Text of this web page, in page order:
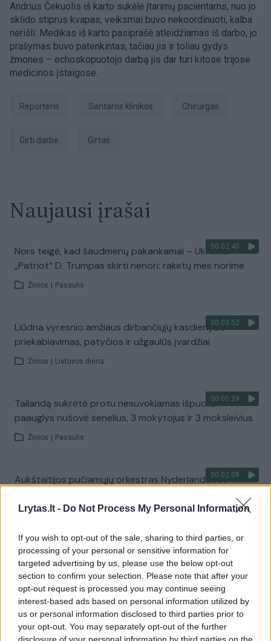
Lrytas.lt - Do Not Process My Personal Information
If you wish to opt-out of the sale, sharing to third parties, or
processing of your personal or sensitive information for
targeted advertising by us, please use the below opt-out
section to confirm your selection. Please note that after your
opt-out request is processed you may continue seeing
interest-based ads based on personal information utilized by
us or personal information disclosed to third parties prior to
your opt-out. You may separately opt-out of the further
Andrius Čekuolis iš karto sukėlė įtarimų pacientams, nuo jo
sklido stiprus kvapas, veiksmai buvo nekoordinuoti, kalba
nerišli. Medikas iš karto pasiprašė atleidžiamas iš darbo, jo
prašymas buvo patenkintas, tačiau jis ir toliau gydys
žmones – echoskopuotojo darbą jis dar turi kitose trijose
medicinos įstaigose.
Reporteris Santaros klinikos chirurgas
girti darbe girtas
Naujausi įrašai
00:02:40
Nors teigė, kad šaudmenų pakankamai – Ukrainai
„Patriot“ D. Trumpas skirti nenori: raketų mes norime
Žinios Pasaulis
00:03:52
Liūdna vyresnio amžiaus dirbančiųjų kasdienybė –
priekabiavimas, patyčios ir užgaulūs įvardžiai
Žinios Lietuvos diena
00:00:29
Tailandą sukrėtė protu nesuvokiamas išpuolis:
paauglys nušovė senelius, 3 mokytojus ir 3 moksleivius
Žinios Pasaulis
00:02:08
Aukštaitijos pučiamųjų orkestras Nyderlanduose
Žinios | Lietuvos diena
Visi įrašai
Žiūrimiausi įrašai